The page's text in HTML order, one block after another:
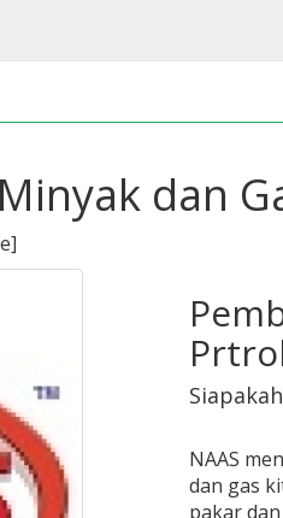
dan
]
NAAS
dan gas
pakar